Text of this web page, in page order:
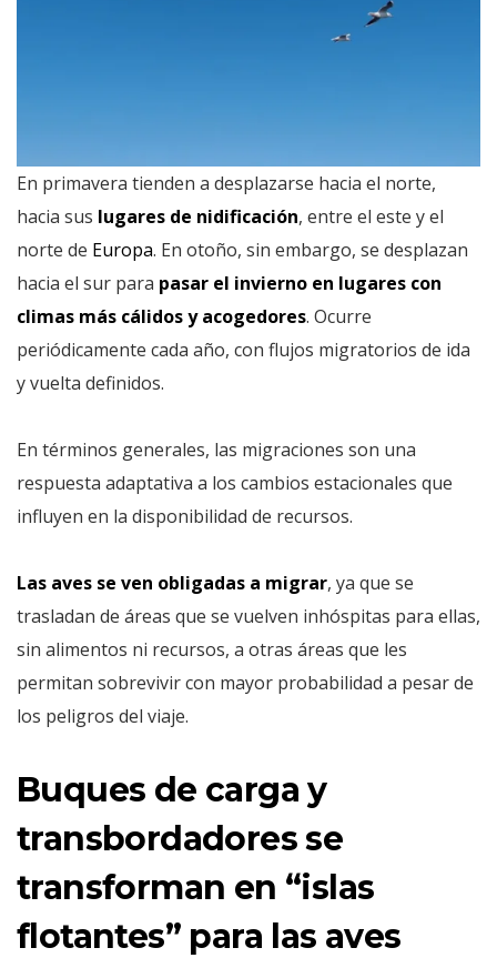
En primavera tienden a desplazarse hacia el norte,
hacia sus lugares de nidificación, entre el este y el
norte de Europa. En otoño, sin embargo, se desplazan
hacia el sur para pasar el invierno en lugares con
climas más cálidos y acogedores. Ocurre
periódicamente cada año, con flujos migratorios de ida
y vuelta definidos.
En términos generales, las migraciones son una
respuesta adaptativa a los cambios estacionales que
influyen en la disponibilidad de recursos.
Las aves se ven obligadas a migrar, ya que se
trasladan de áreas que se vuelven inhóspitas para ellas,
sin alimentos ni recursos, a otras áreas que les
permitan sobrevivir con mayor probabilidad a pesar de
los peligros del viaje.
Buques de carga y
transbordadores se
transforman en “islas
flotantes” para las aves